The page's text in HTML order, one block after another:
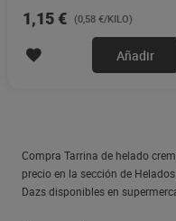
1,15 € (0,58 €/KILO)
Añadir
Compra Tarrina de helado
precio en la sección de
Dazs disponibles en